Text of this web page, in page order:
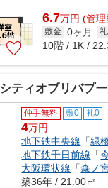
6.7万円 (管理
敷金 0ヶ月
10階 / 1K /
シティオブリバプール
仲手無料 敷0 礼0
4万円
地下鉄中央線 「緑
地下鉄千日前線 「
大阪環状線 「森ノ
築36年 / 21.00㎡